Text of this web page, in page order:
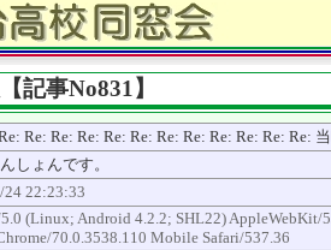
記事No831】
Re: Re: Re: Re: Re: Re: Re: Re: Re: Re: Re:
しょんです。
22:23:33
(Linux; Android 4.2.2; SHL22) AppleWebKit/
70.0.3538.110 Mobile Safari/537.36